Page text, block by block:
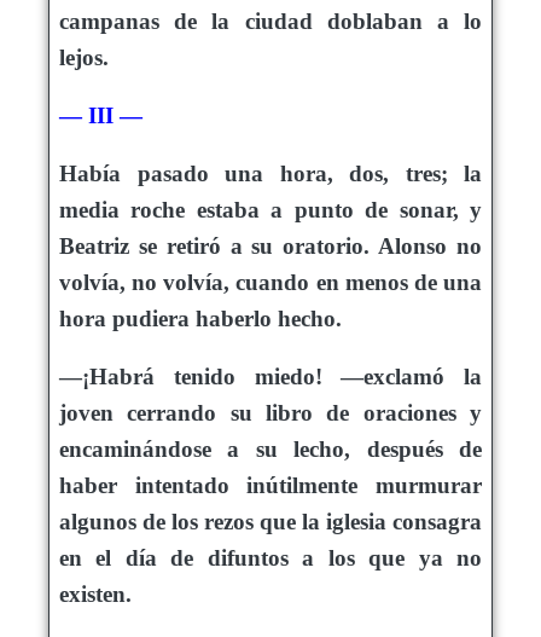
campanas de la ciudad doblaban a lo
lejos.
— III —
Había pasado una hora, dos, tres; la
media roche estaba a punto de sonar, y
Beatriz se retiró a su oratorio. Alonso no
volvía, no volvía, cuando en menos de una
hora pudiera haberlo hecho.
—¡Habrá tenido miedo! —exclamó la
joven cerrando su libro de oraciones y
encaminándose a su lecho, después de
haber intentado inútilmente murmurar
algunos de los rezos que la iglesia consagra
en el día de difuntos a los que ya no
existen.